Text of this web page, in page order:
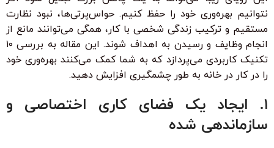
نتوانیم بهره‌وری خود را حفظ کنیم. حواس‌پرتی‌ها، نبود نظارت
مستقیم و ترکیب زندگی شخصی با کار، همگی می‌توانند مانع از
انجام وظایف و رسیدن به اهداف شوند. این مقاله به بررسی ۱۰
تکنیک کاربردی می‌پردازد که به شما کمک می‌کنند بهره‌وری خود
را در کار در خانه به طور چشمگیری افزایش دهید.
۱. ایجاد یک فضای کاری اختصاصی و
سازماندهی شده